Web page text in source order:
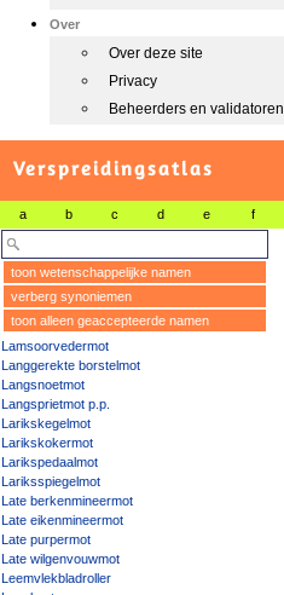
Over
Over deze site
Privacy
Beheerders en validatoren
Verspreidingsatlas
a b c d e f
toon wetenschappelijke namen
verberg synoniemen
toon alleen geaccepteerde namen
Lamsoorvedermot
Langgerekte borstelmot
Langsnoetmot
Langsprietmot p.p.
Larikskegelmot
Larikskokermot
Larikspedaalmot
Lariksspiegelmot
Late berkenmineermot
Late eikenmineermot
Late purpermot
Late wilgenvouwmot
Leemvlekbladroller